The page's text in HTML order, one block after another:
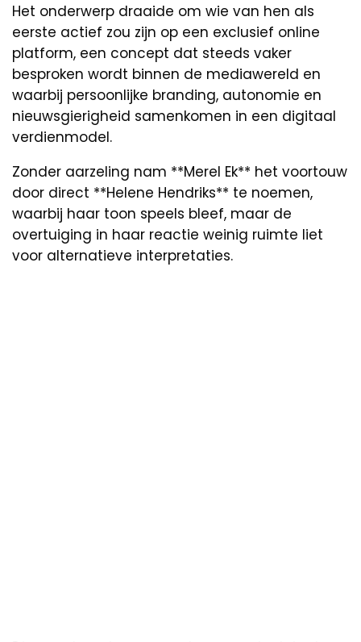
Het onderwerp draaide om wie van hen als
eerste actief zou zijn op een exclusief online
platform, een concept dat steeds vaker
besproken wordt binnen de mediawereld en
waarbij persoonlijke branding, autonomie en
nieuwsgierigheid samenkomen in een digitaal
verdienmodel.
Zonder aarzeling nam **Merel Ek** het voortouw
door direct **Helene Hendriks** te noemen,
waarbij haar toon speels bleef, maar de
overtuiging in haar reactie weinig ruimte liet
voor alternatieve interpretaties.